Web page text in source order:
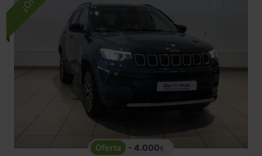
- 4.000€